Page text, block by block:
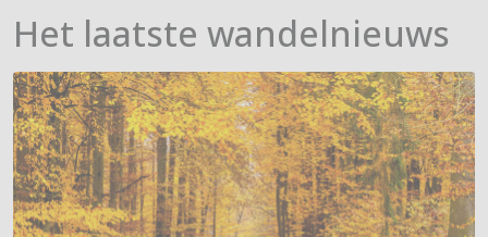
Het laatste wandelnieuws